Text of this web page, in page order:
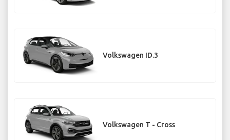
Volkswagen ID.3
Volkswagen T - Cross